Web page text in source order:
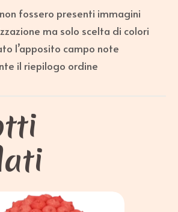
fossero presenti immagini
ma solo scelta di colori
l’apposito campo note
il riepilogo ordine